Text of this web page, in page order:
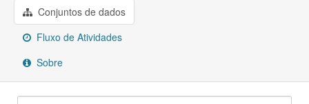
Grupos
Sobre
Conjuntos de dados
Fluxo de Atividades
Sobre